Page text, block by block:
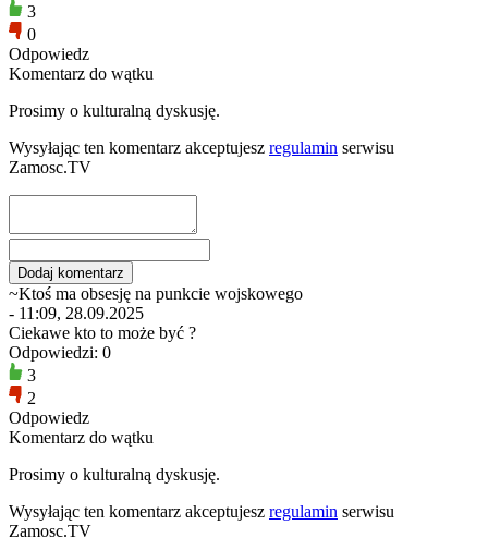
3
0
Odpowiedz
Komentarz do wątku
Prosimy o kulturalną dyskusję.
Wysyłając ten komentarz akceptujesz regulamin serwisu
Zamosc.TV
~Ktoś ma obsesję na punkcie wojskowego
- 11:09, 28.09.2025
Ciekawe kto to może być ?
Odpowiedzi: 0
3
2
Odpowiedz
Komentarz do wątku
Prosimy o kulturalną dyskusję.
Wysyłając ten komentarz akceptujesz regulamin serwisu
Zamosc.TV